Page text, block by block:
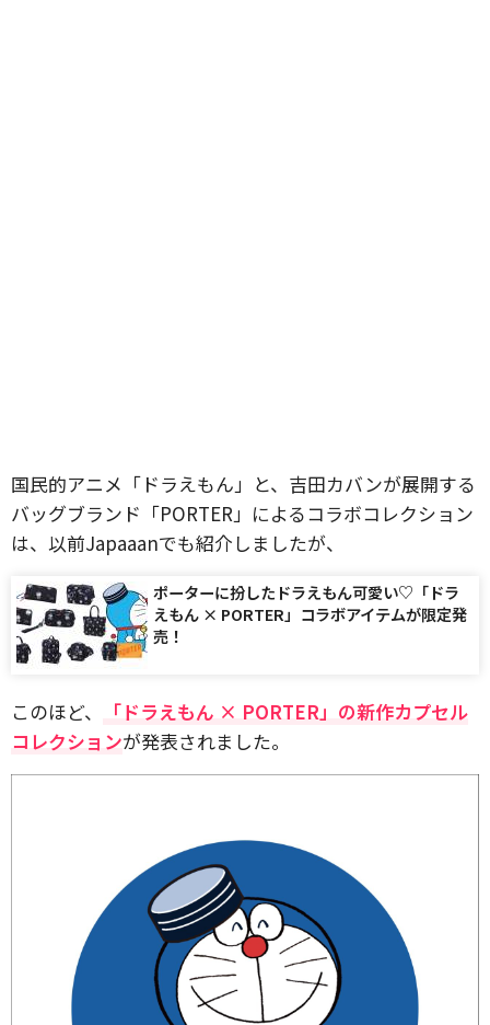
国民的アニメ「ドラえもん」と、吉田カバンが展開する
バッグブランド「PORTER」によるコラボコレクション
は、以前Japaaanでも紹介しましたが、
ポーターに扮したドラえもん可愛い♡「ドラ
えもん × PORTER」コラボアイテムが限定発
売！
このほど、
「ドラえもん × PORTER」の新作カプセル
コレクションが発表されました。